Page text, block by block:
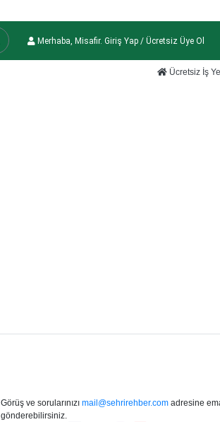
Merhaba, Misafir. Giriş Yap / Ücretsiz Üye Ol
Ücretsiz İş
Görüş ve sorularınızı mail@sehrirehber.com adresine
gönderebilirsiniz.